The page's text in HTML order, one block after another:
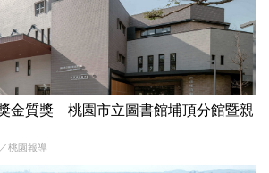
金質獎 桃園市立圖書館埔頂分館暨親
桃園報導